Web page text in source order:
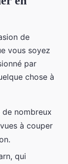
de
vous soyez
par
chose à
nombreux
à couper
qui